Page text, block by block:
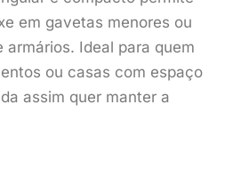
em gavetas menores ou
armários. Ideal para quem
ou casas com espaço
assim quer manter a